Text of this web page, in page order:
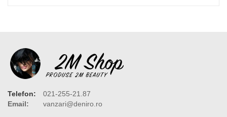
Telefon:
021-255-21.87
Email:
vanzari@deniro.ro